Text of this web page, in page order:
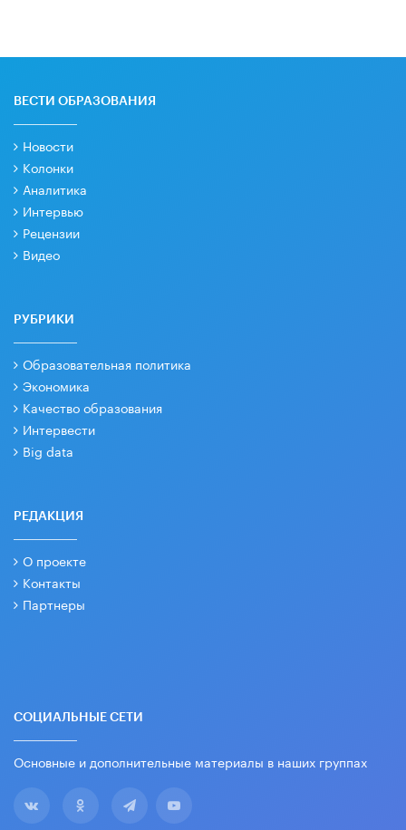
ВЕСТИ ОБРАЗОВАНИЯ
Новости
Колонки
Аналитика
Интервью
Рецензии
Видео
РУБРИКИ
Образовательная политика
Экономика
Качество образования
Интервести
Big data
РЕДАКЦИЯ
О проекте
Контакты
Партнеры
СОЦИАЛЬНЫЕ СЕТИ
Основные и дополнительные материалы в наших группах